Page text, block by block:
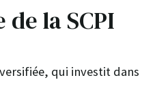
la SCPI
qui investit dans